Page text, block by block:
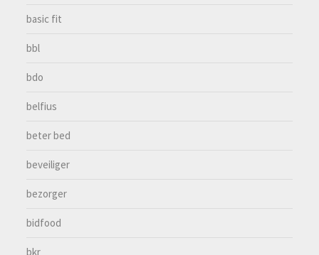
basic fit
bbl
bdo
belfius
beter bed
beveiliger
bezorger
bidfood
bkr